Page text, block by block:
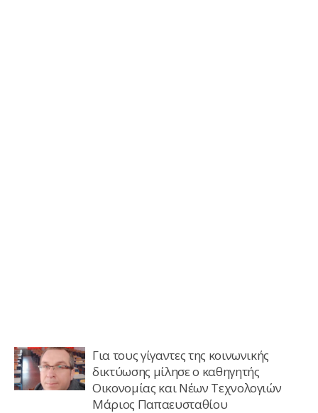
Για τους γίγαντες της κοινωνικής
δικτύωσης μίλησε ο καθηγητής
Oικονομίας και Νέων Τεχνολογιών
Μάριος Παπαευσταθίου